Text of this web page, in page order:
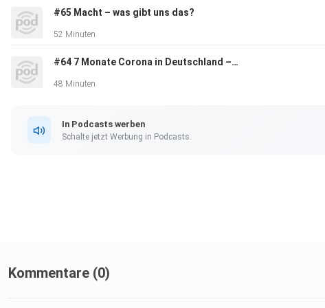
Gesellschaft
Gesellschaftsforschung
#65 Macht – was gibt uns das?
52 Minuten
#64 7 Monate Corona in Deutschland – Ein Fazit
48 Minuten
In Podcasts werben
Schalte jetzt Werbung in Podcasts.
Kommentare (0)